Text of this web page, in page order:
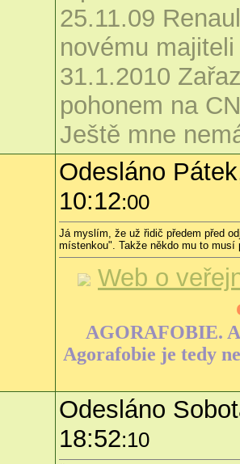
25.11.09
novému majiteli
31.1.2010
pohonem na
Ještě mne
Odesláno
10:12:00
Já myslím, že už řidič předem před
místenkou". Takže někdo mu to
Web o
AGORAFOBIE.
Agorafobie je tedy
Odesláno
18:52:10